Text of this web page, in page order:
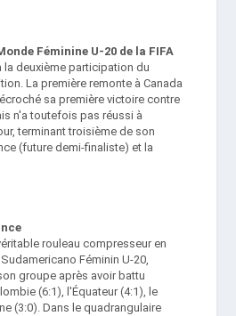
Féminine U-20 de la FIFA
la deuxième participation du
La première remonte à Canada
sa première victoire contre
n'a toutefois pas réussi à
terminant troisième de son
(future demi-finaliste) et la
rouleau compresseur en
Féminin U-20,
groupe après avoir battu
(6:1), l'Équateur (4:1), le
(3:0). Dans le quadrangulaire